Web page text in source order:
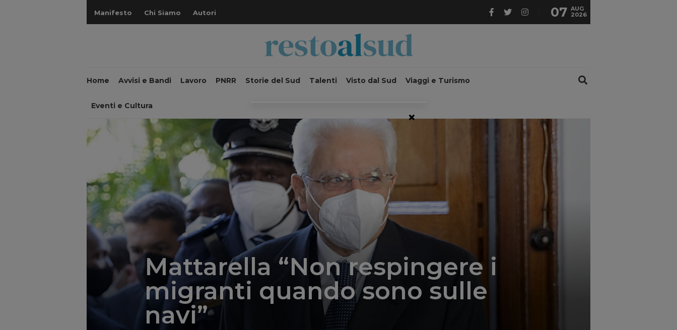
Manifesto Chi Siamo Autori 07 AUG
2026
Home Avvisi e Bandi Lavoro PNRR Storie del Sud Talenti Visto dal Sud Viaggi e Turismo
Eventi e Cultura
';
Mattarella “Non respingere i
migranti quando sono sulle
navi”
×